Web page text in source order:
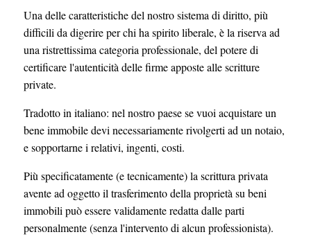
Una delle caratteristiche del nostro sistema di diritto, più
difficili da digerire per chi ha spirito liberale, è la riserva ad
una ristrettissima categoria professionale, del potere di
certificare l'autenticità delle firme apposte alle scritture
private.
Tradotto in italiano: nel nostro paese se vuoi acquistare un
bene immobile devi necessariamente rivolgerti ad un notaio,
e sopportarne i relativi, ingenti, costi.
Più specificatamente (e tecnicamente) la scrittura privata
avente ad oggetto il trasferimento della proprietà su beni
immobili può essere validamente redatta dalle parti
personalmente (senza l'intervento di alcun professionista).